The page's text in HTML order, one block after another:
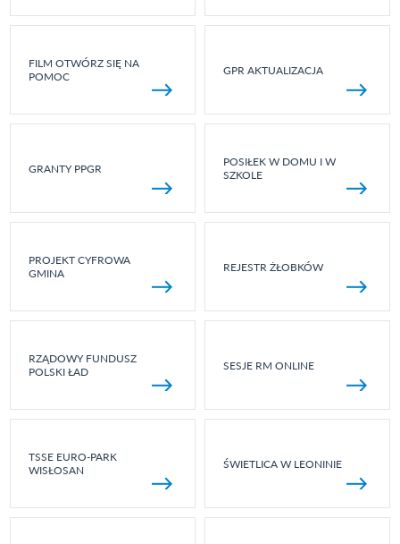
FILM OTWÓRZ SIĘ NA
POMOC
GPR AKTUALIZACJA
GRANTY PPGR
POSIŁEK W DOMU I W
SZKOLE
PROJEKT CYFROWA
GMINA
REJESTR ŻŁOBKÓW
RZĄDOWY FUNDUSZ
POLSKI ŁAD
SESJE RM ONLINE
TSSE EURO-PARK
WISŁOSAN
ŚWIETLICA W LEONINIE